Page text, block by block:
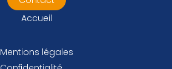
Accueil
Mentions légales